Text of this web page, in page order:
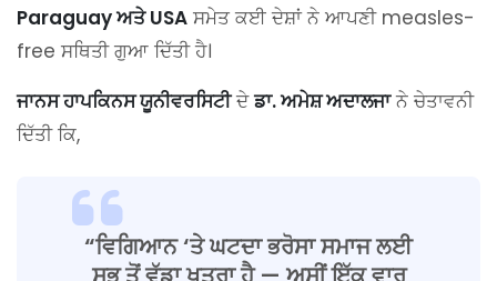
Paraguay ਅਤੇ USA ਸਮੇਤ ਕਈ ਦੇਸ਼ਾਂ ਨੇ ਆਪਣੀ measles-
free ਸਥਿਤੀ ਗੁਆ ਦਿੱਤੀ ਹੈ।
ਜਾਨਸ ਹਾਪਕਿਨਸ ਯੂਨੀਵਰਸਿਟੀਦੇਡਾ. ਅਮੇਸ਼ ਅਦਾਲਜਾਨੇ ਚੇਤਾਵਨੀ
ਦਿੱਤੀ ਕਿ,
“ਵਿਗਿਆਨ ‘ਤੇ ਘਟਦਾ ਭਰੋਸਾ ਸਮਾਜ ਲਈ